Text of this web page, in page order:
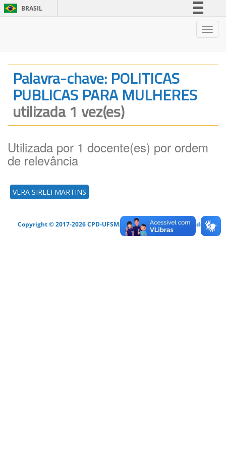
BRASIL
Legislação
Canais
Palavra-chave: POLITICAS
PUBLICAS PARA MULHERES
utilizada 1 vez(es)
Utilizada por 1 docente(es) por ordem
de relevância
VERA SIRLEI MARTINS
Copyright © 2017-2026 CPD-UFSM. Todos os direitos reservados.